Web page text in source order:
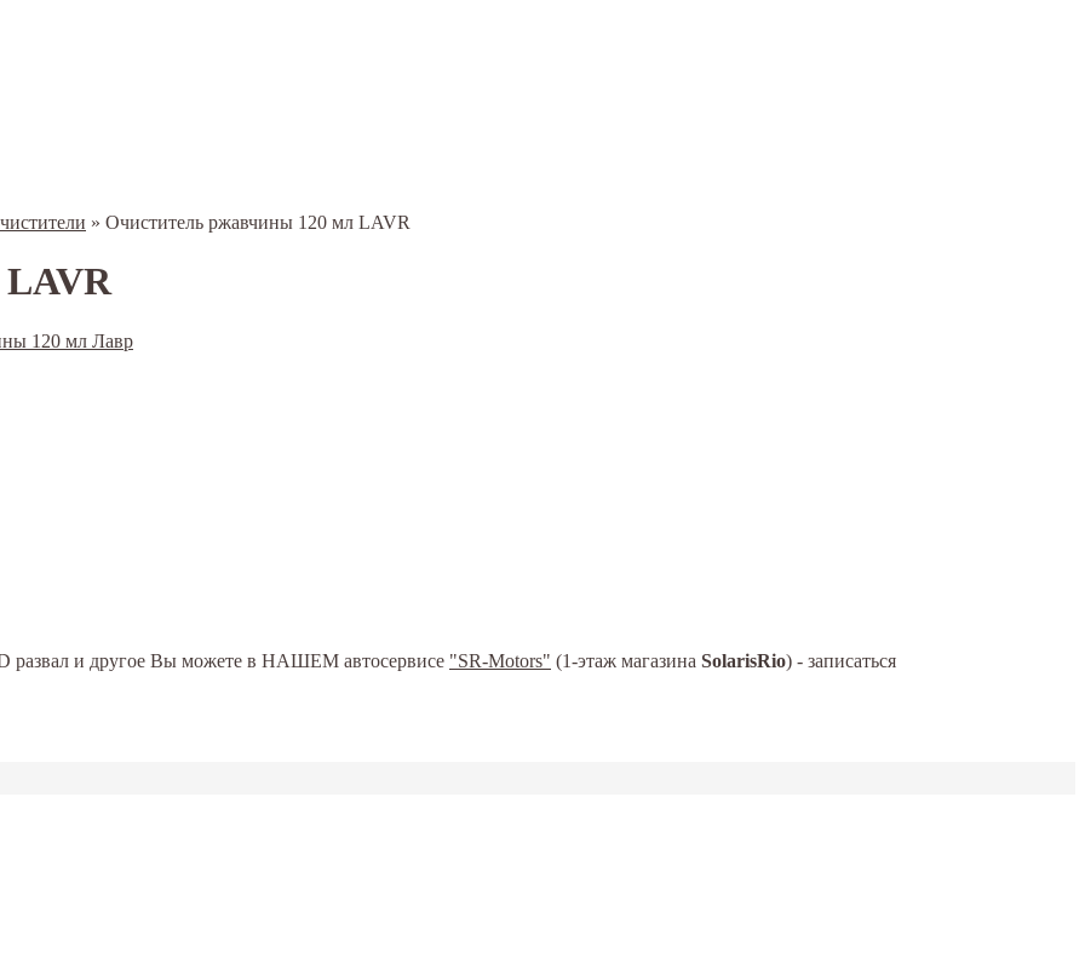
» Очиститель ржавчины 120 мл LAVR
развал и другое Вы можете в НАШЕМ автосервисе "SR-Motors" (1-этаж магазина SolarisRio) - записаться